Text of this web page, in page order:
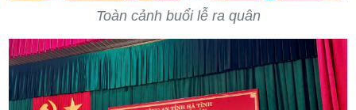
Toàn cảnh buổi lễ ra quân